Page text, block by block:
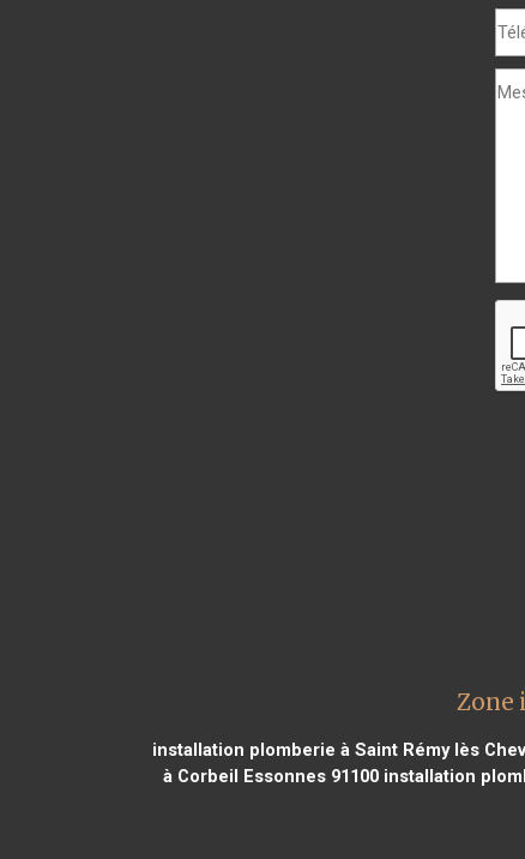
Zone
installation plomberie à Saint Rémy lès
à Corbeil Essonnes 91100 installation